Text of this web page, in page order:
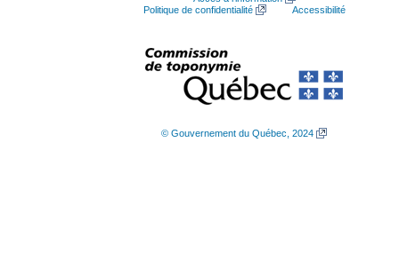
Politique de confidentialité
Accessibilité
© Gouvernement du Québec, 2024